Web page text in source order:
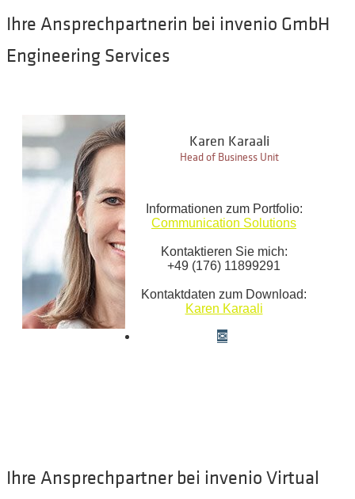
Ihre Ansprechpartnerin bei invenio GmbH
Engineering Services
Karen Karaali
Head of Business Unit
Informationen zum Portfolio:
Communication Solutions
Kontaktieren Sie mich:
+49 (176) 11899291
Kontaktdaten zum Download:
Karen Karaali
Ihre Ansprechpartner bei invenio Virtual